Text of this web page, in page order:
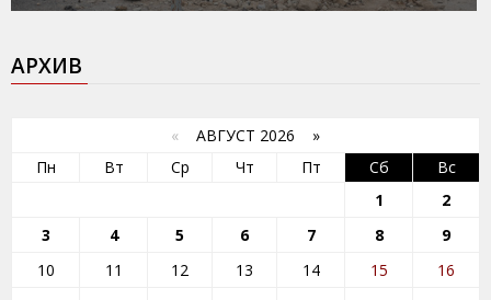
АРХИВ
« АВГУСТ 2026 »
Пн
Вт Ср Чт Пт Сб
Вс
1
2
3
4 5 6 7 8
9
10
11 12 13 14 15
16